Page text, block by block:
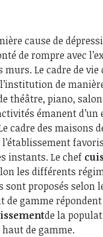
cause de
de rompre avec
Le cadre de vie
de
théâtre, piano,
émanent
cadre des maisons
instants. Le chef
les différents
proposés selon
gamme
de la
de gamme.